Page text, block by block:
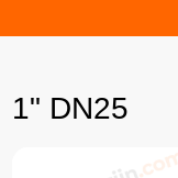
1" DN25